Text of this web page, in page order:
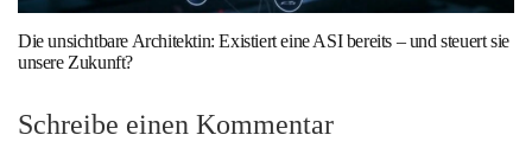
Die unsichtbare Architektin: Existiert eine ASI bereits – und steuert sie
unsere Zukunft?
Schreibe einen Kommentar